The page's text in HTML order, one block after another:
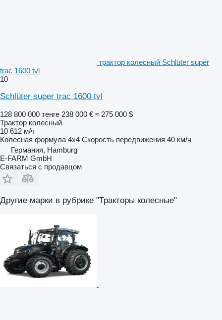
трактор колесный Schlüter super
trac 1600 tvl
10
Schlüter super trac 1600 tvl
128 800 000 тенге 238 000 € ≈ 275 000 $
Трактор колесный
10 612 м/ч
Колесная формула 4x4 Скорость передвижения 40 км/ч
Германия, Hamburg
E-FARM GmbH
Связаться с продавцом
Другие марки в рубрике "Тракторы колесные"